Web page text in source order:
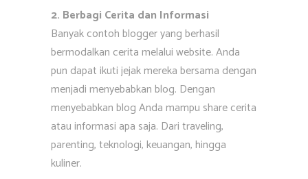
2. Berbagi Cerita dan Informasi
Banyak contoh blogger yang berhasil
bermodalkan cerita melalui website. Anda
pun dapat ikuti jejak mereka bersama dengan
menjadi menyebabkan blog. Dengan
menyebabkan blog Anda mampu share cerita
atau informasi apa saja. Dari traveling,
parenting, teknologi, keuangan, hingga
kuliner.